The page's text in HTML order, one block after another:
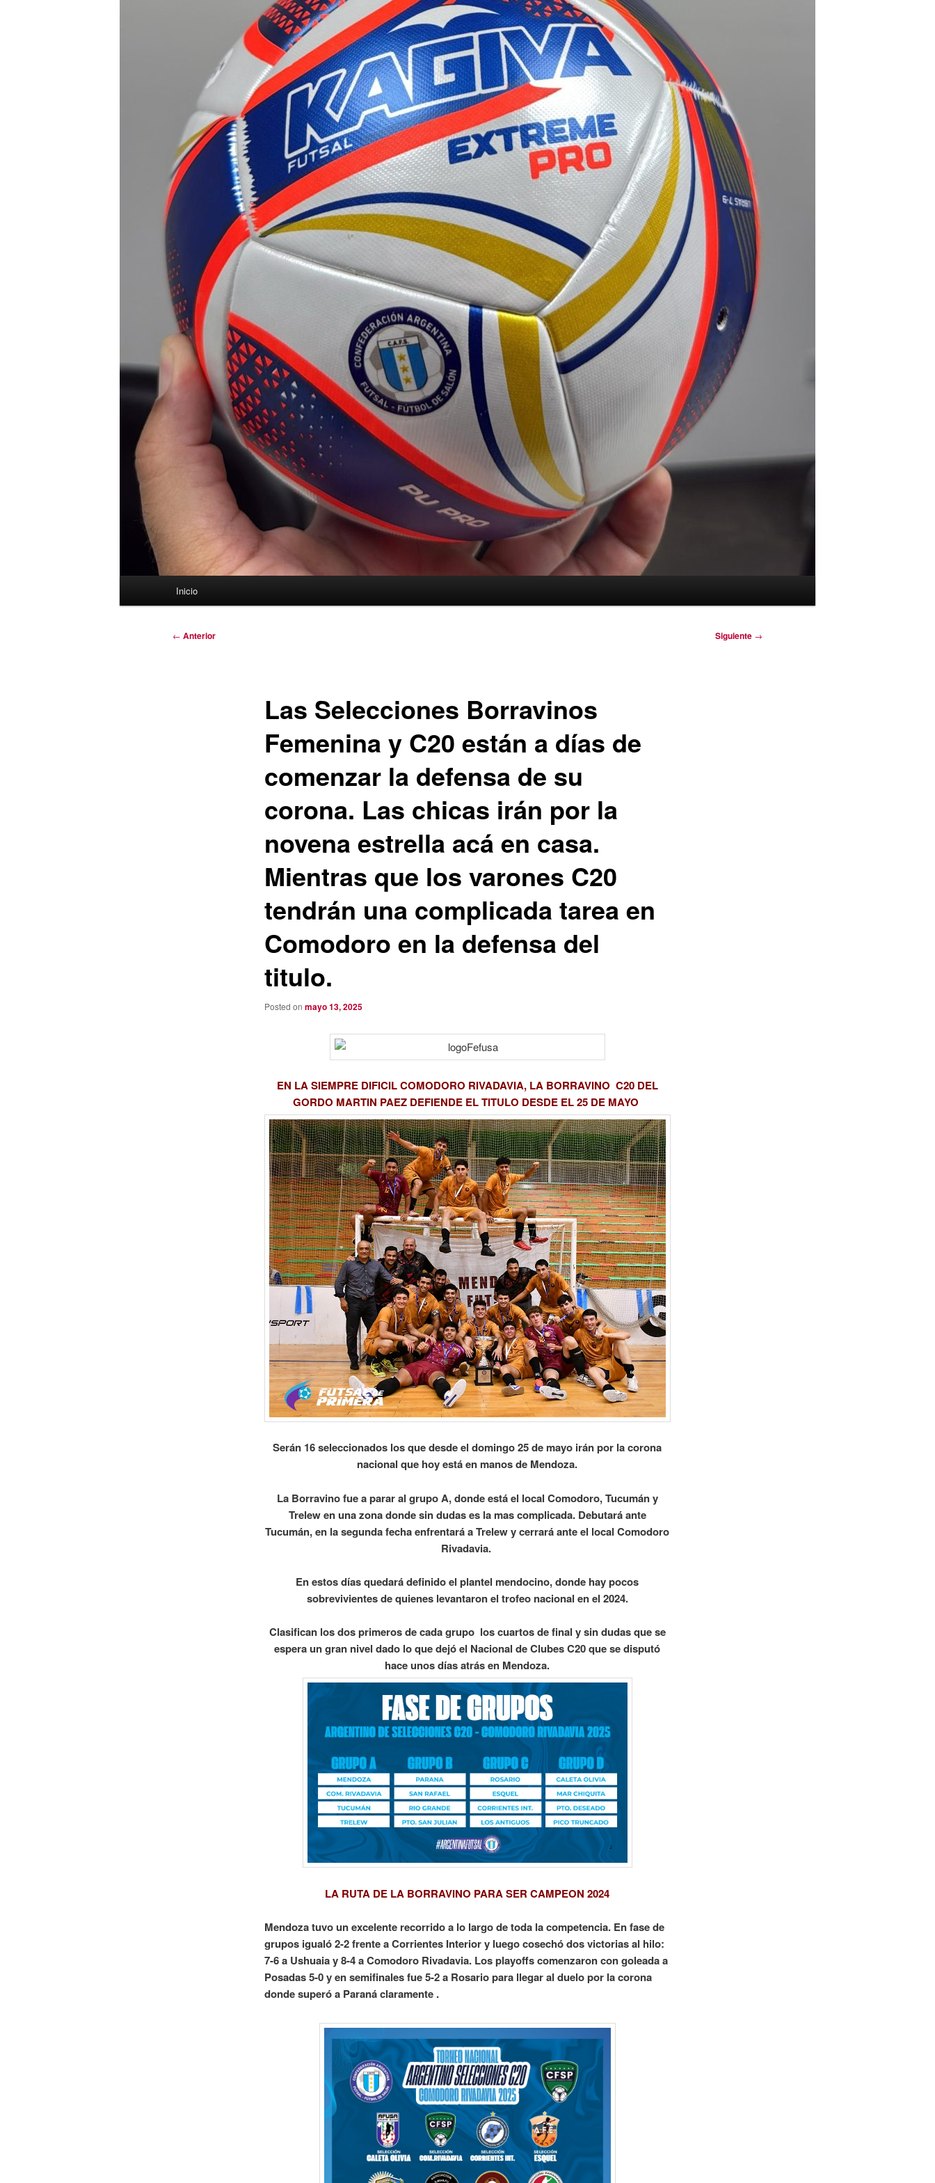
Inicio
Navegación
← Anterior Siguiente →
Las Selecciones Borravinos
Femenina y C20 están a días de
comenzar la defensa de su
corona. Las chicas irán por la
novena estrella acá en casa.
Mientras que los varones C20
tendrán una complicada tarea en
Comodoro en la defensa del
titulo.
Posted on mayo 13, 2025
EN LA SIEMPRE DIFICIL COMODORO RIVADAVIA, LA BORRAVINO C20 DEL
GORDO MARTIN PAEZ DEFIENDE EL TITULO DESDE EL 25 DE MAYO
Serán 16 seleccionados los que desde el domingo 25 de mayo irán por la corona
nacional que hoy está en manos de Mendoza.
La Borravino fue a parar al grupo A, donde está el local Comodoro, Tucumán y
Trelew en una zona donde sin dudas es la mas complicada. Debutará ante
Tucumán, en la segunda fecha enfrentará a Trelew y cerrará ante el local Comodoro
Rivadavia.
En estos días quedará definido el plantel mendocino, donde hay pocos
sobrevivientes de quienes levantaron el trofeo nacional en el 2024.
Clasifican los dos primeros de cada grupo los cuartos de final y sin dudas que se
espera un gran nivel dado lo que dejó el Nacional de Clubes C20 que se disputó
hace unos días atrás en Mendoza.
LA RUTA DE LA BORRAVINO PARA SER CAMPEON 2024
Mendoza tuvo un excelente recorrido a lo largo de toda la competencia. En fase de
grupos igualó 2-2 frente a Corrientes Interior y luego cosechó dos victorias al hilo:
7-6 a Ushuaia y 8-4 a Comodoro Rivadavia. Los playoffs comenzaron con goleada a
Posadas 5-0 y en semifinales fue 5-2 a Rosario para llegar al duelo por la corona
donde superó a Paraná claramente .